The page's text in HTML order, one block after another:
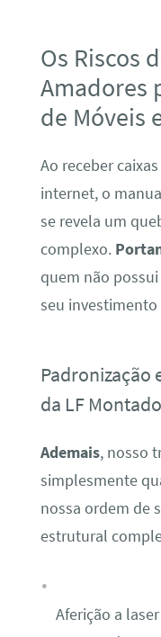
Os Riscos
Amadores
de Móveis
Ao receber
internet, o
se revela um
complexo.
quem não
seu
Padronização
da LF
Ademais, nosso
simplesmente
nossa ordem de
estrutural
Aferição a